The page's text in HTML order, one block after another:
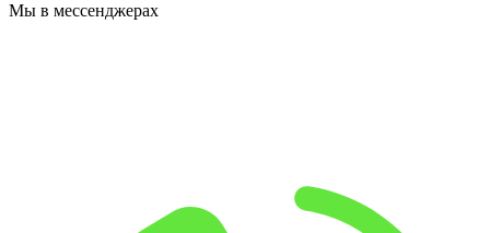
Мы в мессенджерах